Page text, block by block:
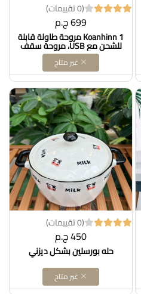
(0 تقييمات)
699 ج.م
Koanhinn 1 مروحة طاولة قابلة
للشحن مع USB، مروحة سقف
قابلة للضبط في المنزل/، من أجل
بث الموسيقى Dollars for
imporT كود B0D1QCPY33
غير متاح
(0 تقييمات)
450 ج.م
حله بورسلين بشكل ديزني
غير متاح